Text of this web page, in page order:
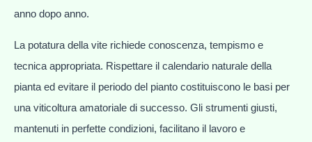
anno dopo anno.
La potatura della vite richiede conoscenza, tempismo e
tecnica appropriata. Rispettare il calendario naturale della
pianta ed evitare il periodo del pianto costituiscono le basi per
una viticoltura amatoriale di successo. Gli strumenti giusti,
mantenuti in perfette condizioni, facilitano il lavoro e